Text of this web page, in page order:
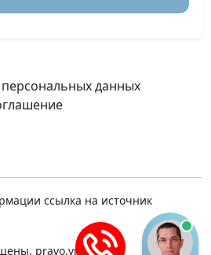
данных
ссылка на источник
pravo.vnmsk.ru.